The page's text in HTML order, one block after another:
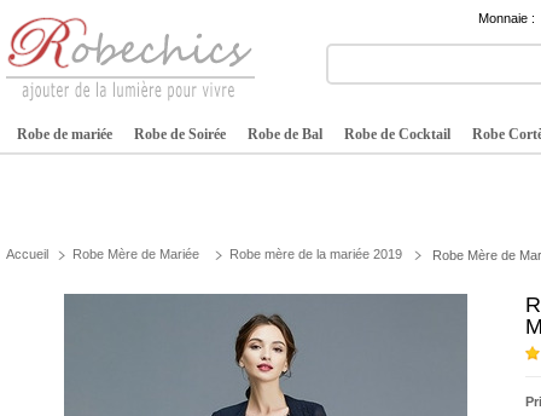
Monnaie :
Robe de mariée Robe de Soirée Robe de Bal Robe de Cocktail Robe
Accueil Robe Mère de Mariée Robe mère de la mariée 2019 Robe Mère de